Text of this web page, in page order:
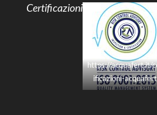
Certificazioni
https://acquafert.it/
ificazioni-